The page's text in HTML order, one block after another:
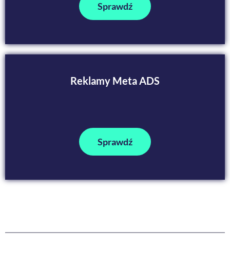
Sprawdź
Reklamy Meta ADS
Sprawdź